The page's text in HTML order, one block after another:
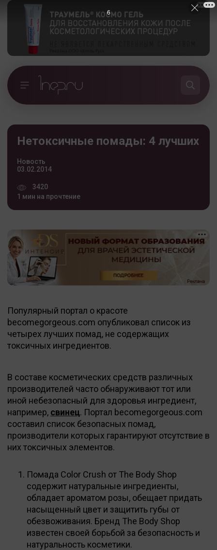
Нетоксичные помады: 4 лучших
Новость
03.02.2014
3420
1 мин на прочтение
Популярный портал о красоте
becomegorgeous.com опубликовал список из
четырех лучших помад, не содержащих
токсичных ингредиентов.
В составе косметических средств различных
производителей часто обнаруживают тот или
иной небезопасный для здоровья ингредиент,
например, свинец. Портал becomegorgeous.com
составил список безопасных помад,
производители которых гарантируют отсутствие в
них токсичных элементов.
Помада Color Crush от The Body Shop
содержит натуральные ингредиенты,
обладает ароматом розы, обещает придать
насыщенный цвет и защитить губы от
обезвоживания. Бренд The Body Shop
известен своей борьбой за безопасность и
натуральность косметики.
5